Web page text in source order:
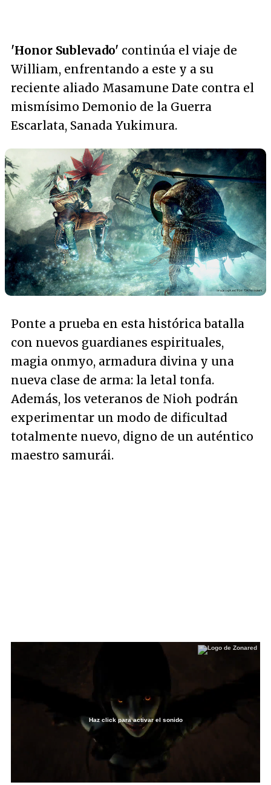
'Honor Sublevado' continúa el viaje de
William, enfrentando a este y a su
reciente aliado Masamune Date contra el
mismísimo Demonio de la Guerra
Escarlata, Sanada Yukimura.
Ponte a prueba en esta histórica batalla
con nuevos guardianes espirituales,
magia onmyo, armadura divina y una
nueva clase de arma: la letal tonfa.
Además, los veteranos de Nioh podrán
experimentar un modo de dificultad
totalmente nuevo, digno de un auténtico
maestro samurái.
Unmute
Haz click para activar el sonido